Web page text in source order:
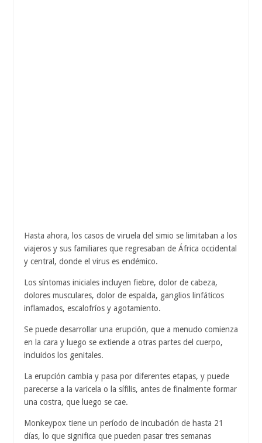
Hasta ahora, los casos de viruela del simio se limitaban a los
viajeros y sus familiares que regresaban de África occidental
y central, donde el virus es endémico.
Los síntomas iniciales incluyen fiebre, dolor de cabeza,
dolores musculares, dolor de espalda, ganglios linfáticos
inflamados, escalofríos y agotamiento.
Se puede desarrollar una erupción, que a menudo comienza
en la cara y luego se extiende a otras partes del cuerpo,
incluidos los genitales.
La erupción cambia y pasa por diferentes etapas, y puede
parecerse a la varicela o la sífilis, antes de finalmente formar
una costra, que luego se cae.
Monkeypox tiene un período de incubación de hasta 21
días, lo que significa que pueden pasar tres semanas